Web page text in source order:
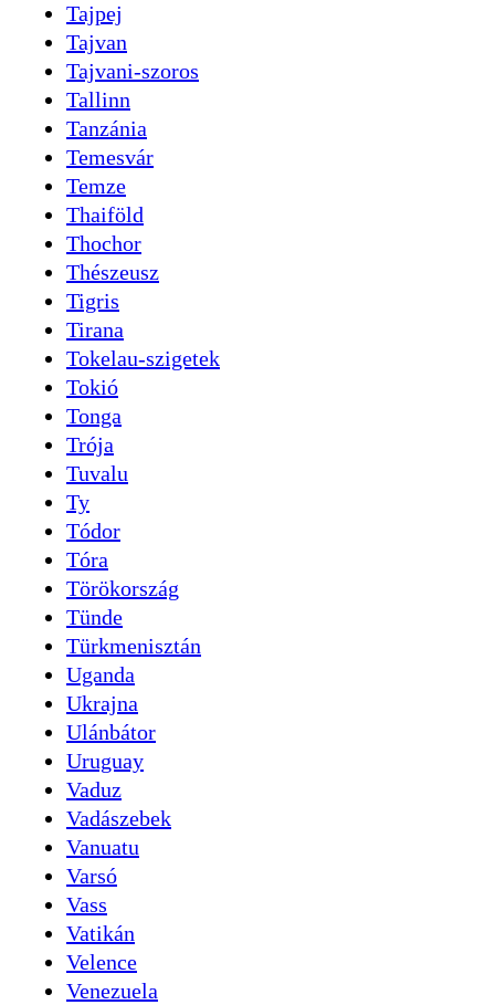
Tajpej
Tajvan
Tajvani-szoros
Tallinn
Tanzánia
Temesvár
Temze
Thaiföld
Thochor
Thészeusz
Tigris
Tirana
Tokelau-szigetek
Tokió
Tonga
Trója
Tuvalu
Ty
Tódor
Tóra
Törökország
Tünde
Türkmenisztán
Uganda
Ukrajna
Ulánbátor
Uruguay
Vaduz
Vadászebek
Vanuatu
Varsó
Vass
Vatikán
Velence
Venezuela